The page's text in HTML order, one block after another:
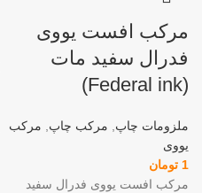
مرکب افست یووی
فدرال سفید مات
(Federal ink)
ملزومات چاپ مرکب چاپ
مرکب
یووی
1 تومان
مرکب افست یووی فدرال سفید